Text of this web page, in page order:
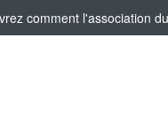
comment l'association